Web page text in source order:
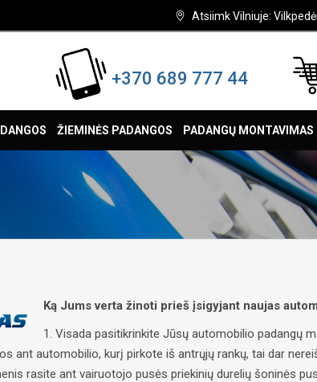
Atsiimk Vilniuje:
+370 689 777 44
ŽIEMINĖS PADANGOS PADANGŲ MONTAVIMAS
Ką Jums verta žinoti prieš įsigyjant naujas
1. Visada pasitikrinkite Jūsų automobilio padangų
ant automobilio, kurį pirkote iš antrųjų rankų, tai dar
rasite ant vairuotojo pusės priekinių durelių šoninės